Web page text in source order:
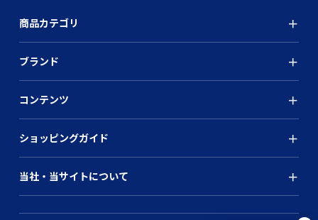
商品カテゴリ
ブランド
コンテンツ
ショッピングガイド
当社・当サイトについて